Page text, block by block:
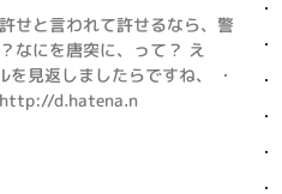
せと言われて許せるなら、警
なにを唐突に、って？ え
見返しましたらですね、 ・
http://d.hatena.n